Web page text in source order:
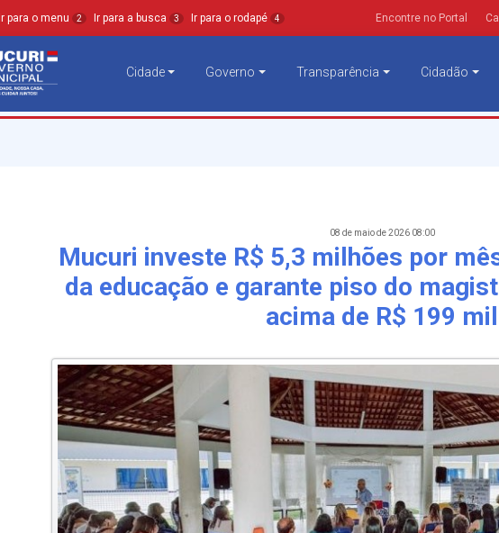
Ir para o menu 2 Ir para a busca 3 Ir para o rodapé 4 Encontre no Portal
Cidade Governo Transparência Cidadão
08 de maio de 2026 08:00
Mucuri investe R$ 5,3 milhões por
da educação e garante piso do
acima de R$ 199 mil